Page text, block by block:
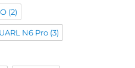
(2)
N6 Pro(3)